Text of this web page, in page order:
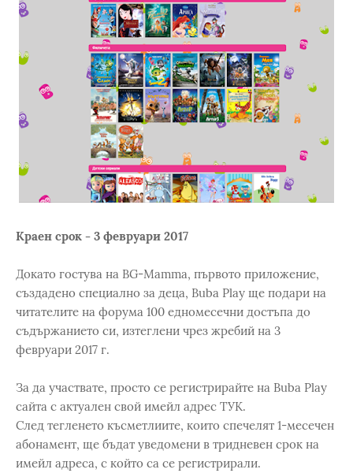
Краен срок - 3 февруари 2017
Докато гостува на BG-Mamma, първото приложение,
създадено специално за деца, Buba Play ще подари на
читателите на форума 100 едномесечни достъпа до
съдържанието си, изтеглени чрез жребий на 3
февруари 2017 г.
За да участвате, просто се регистрирайте на Buba Play
сайта с актуален свой имейл адрес ТУК.
След тегленето късметлиите, които спечелят 1-месечен
абонамент, ще бъдат уведомени в тридневен срок на
имейл адреса, с който са се регистрирали.